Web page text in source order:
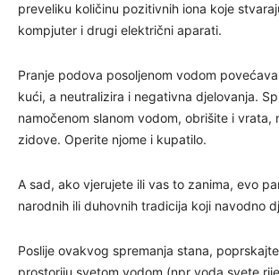
preveliku količinu pozitivnih iona koje
kompjuter i drugi električni aparati.
Pranje podova posoljenom vodom
kući, a neutralizira i negativna djelovanja.
namočenom slanom vodom, obrišite i vrata,
zidove. Operite njome i kupatilo.
A sad, ako vjerujete ili vas to zanima, evo
narodnih ili duhovnih tradicija koji navodno
Poslije ovakvog spremanja stana,